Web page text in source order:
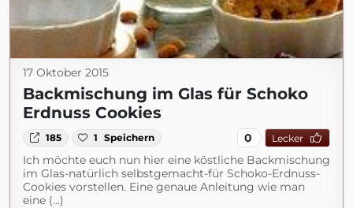
17 Oktober 2015
Backmischung im Glas für Schoko
Erdnuss Cookies
185 1 Speichern 0 Lecker
Ich möchte euch nun hier eine köstliche Backmischung
im Glas-natürlich selbstgemacht-für Schoko-Erdnuss-
Cookies vorstellen. Eine genaue Anleitung wie man
eine (...)